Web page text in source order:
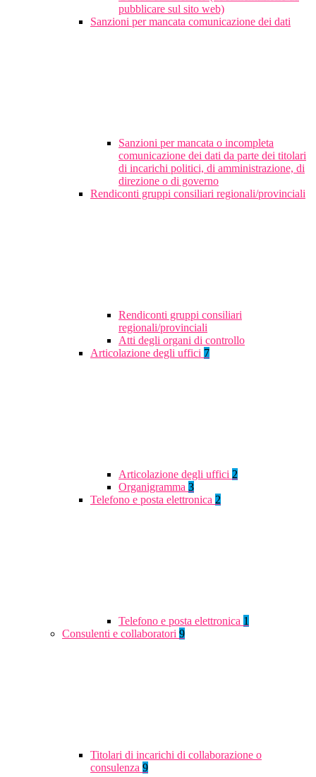
pubblicare sul sito web)
Sanzioni per mancata comunicazione dei dati
Sanzioni per mancata o incompleta
comunicazione dei dati da parte dei titolari
di incarichi politici, di amministrazione, di
direzione o di governo
Rendiconti gruppi consiliari regionali/provinciali
Rendiconti gruppi consiliari
regionali/provinciali
Atti degli organi di controllo
Articolazione degli uffici 7
Articolazione degli uffici 2
Organigramma 3
Telefono e posta elettronica 2
Telefono e posta elettronica 1
Consulenti e collaboratori 9
Titolari di incarichi di collaborazione o
consulenza 9